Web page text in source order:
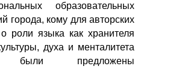
образовательных
города, кому для авторских
роли языка как хранителя
духа и менталитета
были предложены